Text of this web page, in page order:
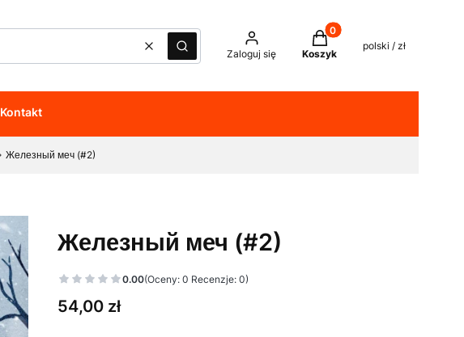
WyczyśćSzukaj Zaloguj się
Produkty w koszyku: 0.
Koszyk
polski / zł
Kontakt
Железный меч (#2)
Железный меч (#2)
0.00(Oceny: 0 Recenzje: 0)
Cena
54,00 zł